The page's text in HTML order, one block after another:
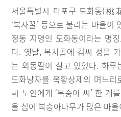
서울특별시 마포구 도화동(桃
‘복사꿀’ 등으로 불리는 마을이
정동 지명인 도화동이라는 명
다. 옛날, 복사골에 김씨 성을
는 외동딸이 살고 있었다. 하루
도화낭자를 옥황상제의 며느
씨 노인에게 ‘복숭아 씨’ 한 개
을 심어 복숭아나무가 많은 마